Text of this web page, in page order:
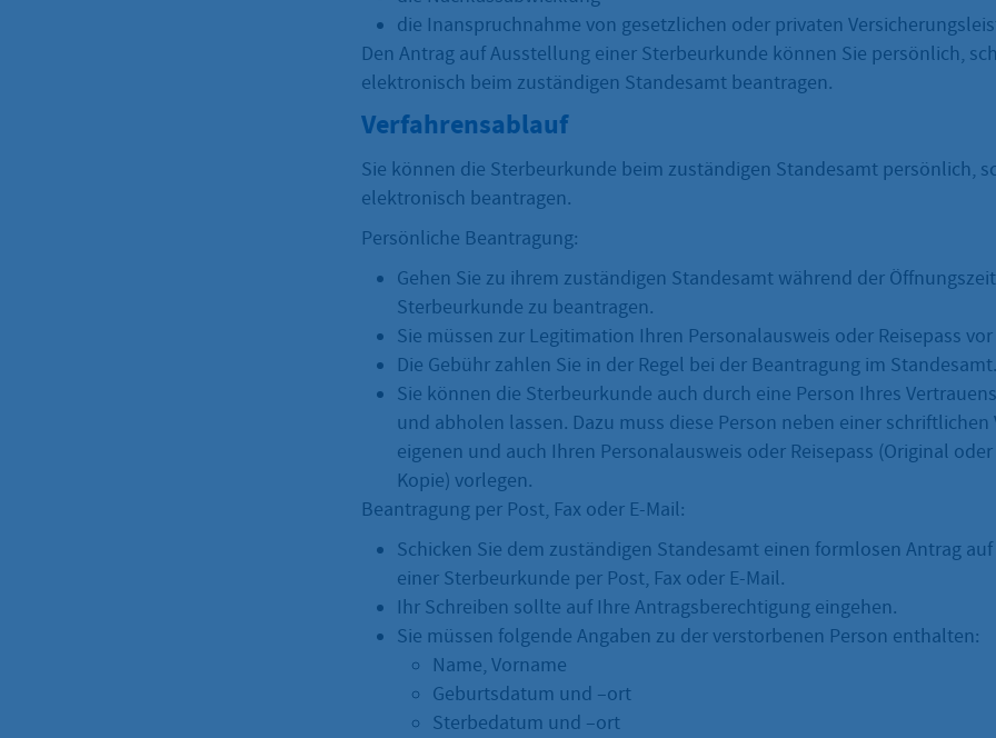
die Inanspruchnahme von gesetzlichen oder privaten
Den Antrag auf Ausstellung einer Sterbeurkunde können Sie persönlich,
elektronisch beim zuständigen Standesamt beantragen.
Verfahrensablauf
Sie können die Sterbeurkunde beim zuständigen Standesamt persönlich,
elektronisch beantragen.
Persönliche Beantragung:
Gehen Sie zu ihrem zuständigen Standesamt während der
Sterbeurkunde zu beantragen.
Sie müssen zur Legitimation Ihren Personalausweis oder Reisepass
Die Gebühr zahlen Sie in der Regel bei der Beantragung im Standesamt.
Sie können die Sterbeurkunde auch durch eine Person Ihres
und abholen lassen. Dazu muss diese Person neben einer
eigenen und auch Ihren Personalausweis oder Reisepass (Original
Kopie) vorlegen.
Beantragung per Post, Fax oder E-Mail:
Schicken Sie dem zuständigen Standesamt einen formlosen Antrag
einer Sterbeurkunde per Post, Fax oder E-Mail.
Ihr Schreiben sollte auf Ihre Antragsberechtigung eingehen.
Sie müssen folgende Angaben zu der verstorbenen Person enthalten:
Name, Vorname
Geburtsdatum und –ort
Sterbedatum und –ort